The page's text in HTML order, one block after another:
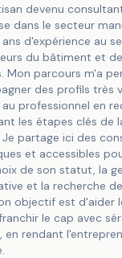
devenu
dans le secteur
d'expérience au
du bâtiment et
Mon parcours m'a
des profils très
professionnel en
les étapes clés de
partage ici des
et accessibles
de son statut, la
et la recherche
objectif est d'aider
le cap avec
en rendant